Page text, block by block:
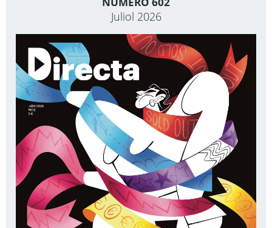
Juliol 2026